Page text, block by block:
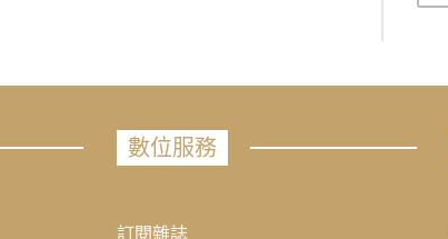
數位服務
訂閱雜誌